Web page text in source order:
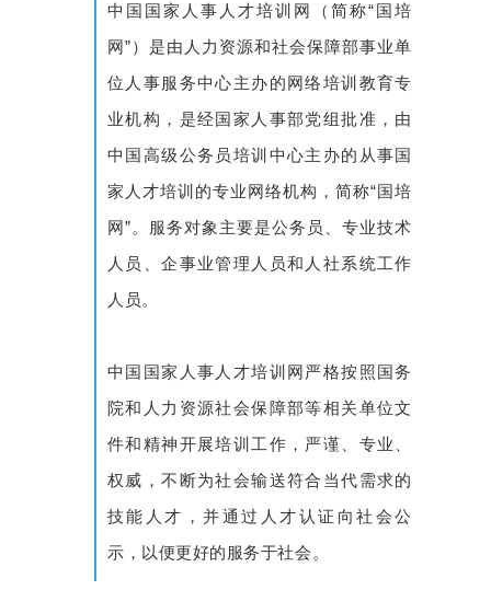
中国国家人事人才培训网（简称“国培
网”）是由人力资源和社会保障部事业单
位人事服务中心主办的网络培训教育专
业机构，是经国家人事部党组批准，由
中国高级公务员培训中心主办的从事国
家人才培训的专业网络机构，简称“国培
网”。服务对象主要是公务员、专业技术
人员、企事业管理人员和人社系统工作
人员。
中国国家人事人才培训网严格按照国务
院和人力资源社会保障部等相关单位文
件和精神开展培训工作，严谨、专业、
权威，不断为社会输送符合当代需求的
技能人才，并通过人才认证向社会公
示，以便更好的服务于社会。